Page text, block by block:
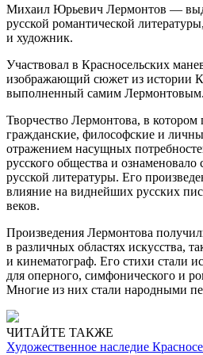
Михаил Юрьевич Лермонтов —
русской романтической
и художник.
Участвовал в Красносельских
изображающий сюжет из истории
выполненный самим Лермонтовым.
Творчество Лермонтова, в котором
гражданские, философские и
отражением насущных
русского общества и
русской литературы. Его
влияние на виднейших русских
веков.
Произведения Лермонтова
в различных областях искусства,
и кинематограф. Его стихи стали
для оперного, симфонического и
Многие из них стали народными
ЧИТАЙТЕ ТАКЖЕ
Художественное наследие